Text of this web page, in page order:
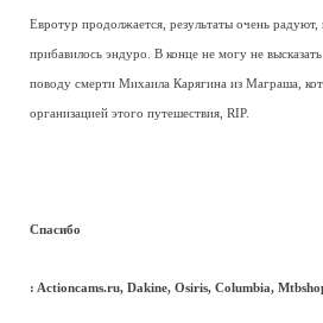
Евротур продолжается, результаты очень
прибавилось эндуро. В конце не могу не
поводу смерти Михаила Карягина из Маграша,
организацией этого путешествия, RIP.
Спасибо
: Actioncams.ru, Dakine, Osiris, Columbia,